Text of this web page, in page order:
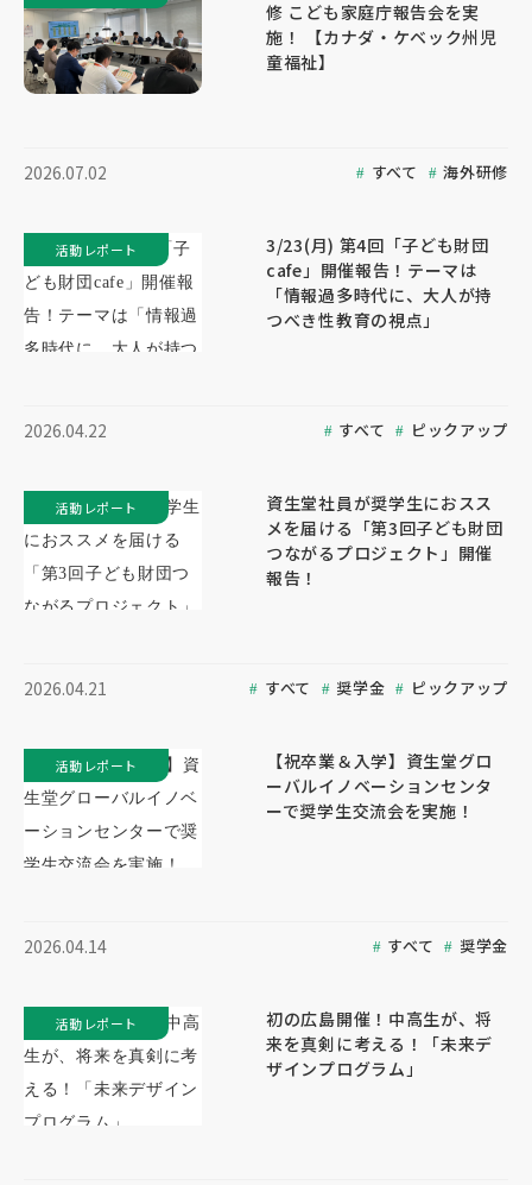
修 こども家庭庁報告会を実
施！ 【カナダ・ケベック州児
童福祉】
2026.07.02 すべて 海外研修
3/23(月) 第4回「子ども財団
cafe」開催報告！テーマは
「情報過多時代に、大人が持
つべき性教育の視点」
2026.04.22 すべて ピックアップ
活動レポート
資生堂社員が奨学生におスス
メを届ける「第3回子ども財団
つながるプロジェクト」開催
報告！
2026.04.21 すべて 奨学金 ピックアップ
活動レポート
【祝卒業＆入学】資生堂グロ
ーバルイノベーションセンタ
ーで奨学生交流会を実施！
2026.04.14 すべて 奨学金
活動レポート
初の広島開催！中高生が、将
来を真剣に考える！「未来デ
ザインプログラム」
活動レポート